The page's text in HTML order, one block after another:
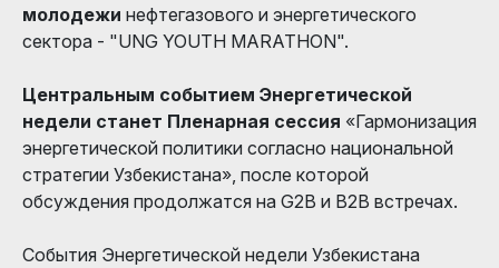
молодежи нефтегазового и энергетического
сектора - "UNG YOUTH MARATHON".
Центральным событием Энергетической
недели станет Пленарная сессия «Гармонизация
энергетической политики согласно национальной
стратегии Узбекистана», после которой
обсуждения продолжатся на G2B и В2В встречах.
События Энергетической недели Узбекистана